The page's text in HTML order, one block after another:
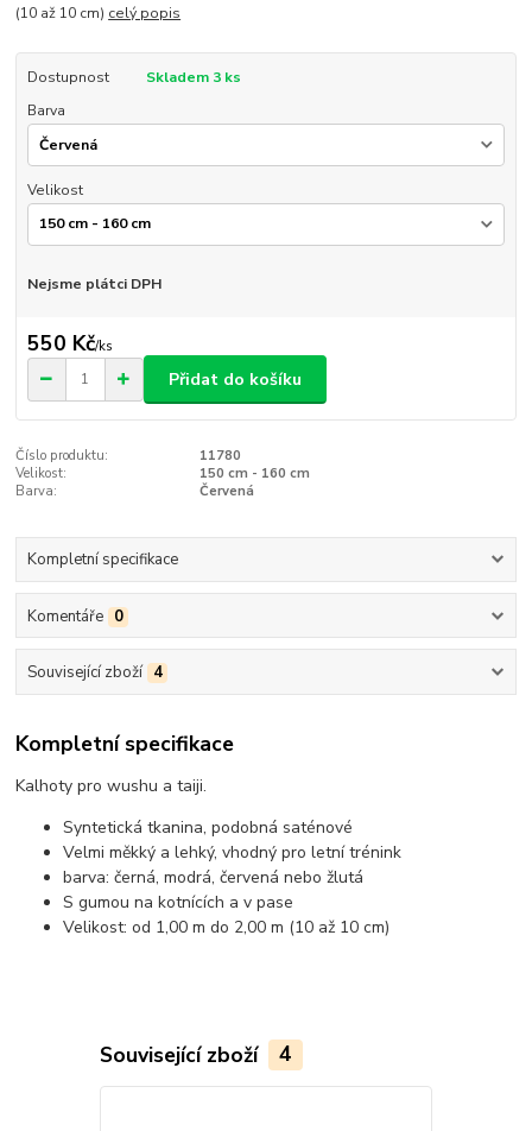
(10 až 10 cm) celý popis
Dostupnost
Skladem 3 ks
Barva
Velikost
Nejsme plátci DPH
550 Kč/ks
Přidat do košíku
Číslo produktu:
11780
Velikost:
150 cm - 160 cm
Barva:
Červená
Kompletní specifikace
Komentáře 0
Související zboží 4
Kompletní specifikace
Kalhoty pro wushu a taiji.
Syntetická tkanina, podobná saténové
Velmi měkký a lehký, vhodný pro letní trénink
barva: černá, modrá, červená nebo žlutá
S gumou na kotnících a v pase
Velikost: od 1,00 m do 2,00 m (10 až 10 cm)
Související zboží 4